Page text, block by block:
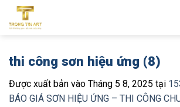
qua
thi công sơn hiệu ứng (8)
Được xuất bản vào Tháng 5 8, 2025 tại
BÁO GIÁ SƠN HIỆU ỨNG – THI CÔNG